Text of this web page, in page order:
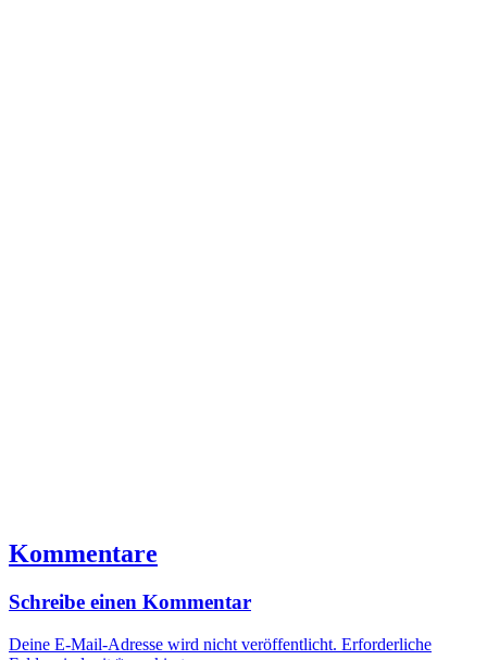
Kommentare
Schreibe einen Kommentar
Deine E-Mail-Adresse wird nicht veröffentlicht. Erforderliche